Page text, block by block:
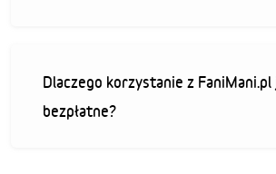
Dlaczego korzystanie z
bezpłatne?